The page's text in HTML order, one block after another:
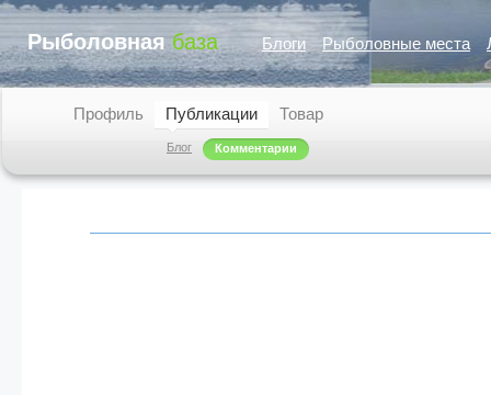
Рыболовная база Блоги Рыболовные места
Профиль Публикации
Блог Комментарии
Товар